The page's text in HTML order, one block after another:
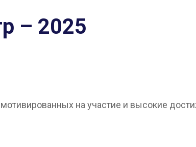
– 2025
на участие и высокие